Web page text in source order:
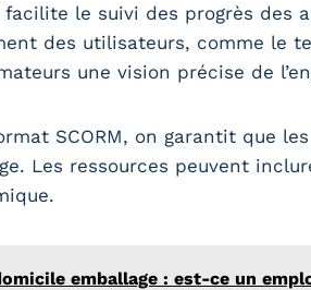
facilite le suivi des progrès
des utilisateurs, comme le
une vision précise de
SCORM, on garantit que
Les ressources peuvent
emballage : est-ce un